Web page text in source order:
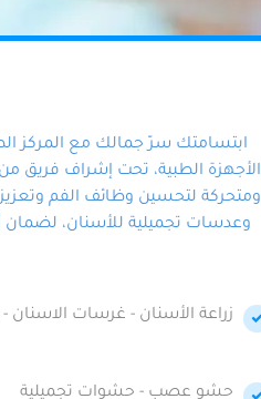
ابتسامتك سرّ جمالك مع المركز
الأجهزة الطبية، تحت إشراف فريق من
ومتحركة لتحسين وظائف الفم
وعدسات تجميلية للأسنان، لضمان
زراعة الأسنان - غرسات الاسنان -
حشو عصب - حشوات تجميلية